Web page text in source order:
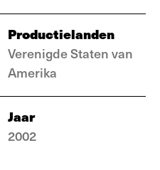
Productielanden
Verenigde Staten van
Amerika
Jaar
2002